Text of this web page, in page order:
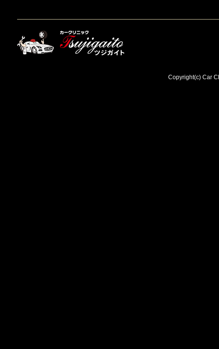
Copyright(c) Car